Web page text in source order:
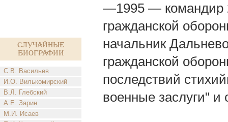
Случайные
биографии
С.В. Васильев
И.О. Вилькомирский
В.Л. Глебский
А.Е. Зарин
М.И. Исаев
—1995 — командир
гражданской
начальник
гражданской
последствий
военные заслуги" и